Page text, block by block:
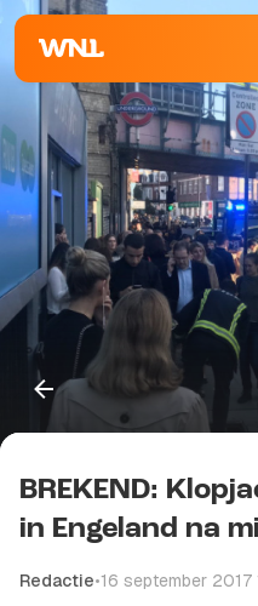
BREKEND:
in Engeland na
Redactie•16 september 2017